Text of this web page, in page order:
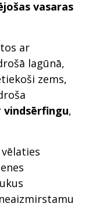
vasaras
ar
lagūnā,
zems,
vindsērfingu,